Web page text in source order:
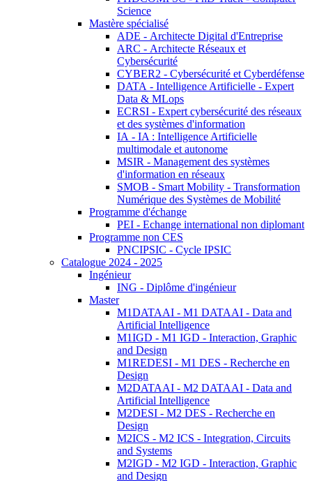
Science
Mastère spécialisé
ADE - Architecte Digital d'Entreprise
ARC - Architecte Réseaux et
Cybersécurité
CYBER2 - Cybersécurité et Cyberdéfense
DATA - Intelligence Artificielle - Expert
Data & MLops
ECRSI - Expert cybersécurité des réseaux
et des systèmes d'information
IA - IA : Intelligence Artificielle
multimodale et autonome
MSIR - Management des systèmes
d'information en réseaux
SMOB - Smart Mobility - Transformation
Numérique des Systèmes de Mobilité
Programme d'échange
PEI - Echange international non diplomant
Programme non CES
PNCIPSIC - Cycle IPSIC
Catalogue 2024 - 2025
Ingénieur
ING - Diplôme d'ingénieur
Master
M1DATAAI - M1 DATAAI - Data and
Artificial Intelligence
M1IGD - M1 IGD - Interaction, Graphic
and Design
M1REDESI - M1 DES - Recherche en
Design
M2DATAAI - M2 DATAAI - Data and
Artificial Intelligence
M2DESI - M2 DES - Recherche en
Design
M2ICS - M2 ICS - Integration, Circuits
and Systems
M2IGD - M2 IGD - Interaction, Graphic
and Design